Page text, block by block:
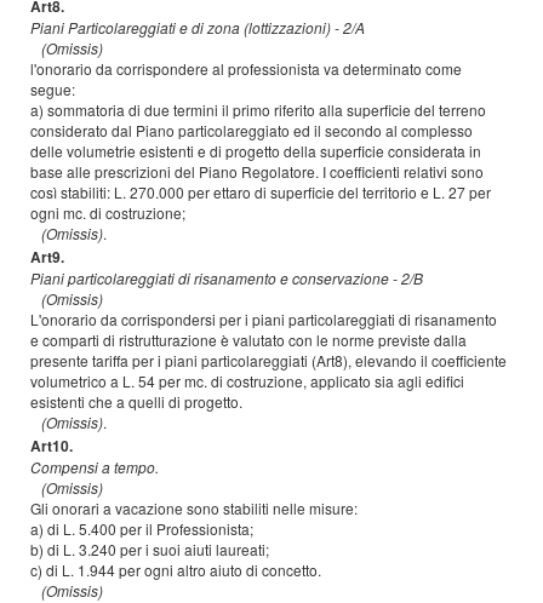
Art8.
Piani Particolareggiati e di zona (lottizzazioni) - 2/A
(Omissis)
l'onorario da corrispondere al professionista va determinato come
segue:
a) sommatoria di due termini il primo riferito alla superficie del terreno
considerato dal Piano particolareggiato ed il secondo al complesso
delle volumetrie esistenti e di progetto della superficie considerata in
base alle prescrizioni del Piano Regolatore. I coefficienti relativi sono
così stabiliti: L. 270.000 per ettaro di superficie del territorio e L. 27 per
ogni mc. di costruzione;
(Omissis).
Art9.
Piani particolareggiati di risanamento e conservazione - 2/B
(Omissis)
L'onorario da corrispondersi per i piani particolareggiati di risanamento
e comparti di ristrutturazione è valutato con le norme previste dalla
presente tariffa per i piani particolareggiati (Art8), elevando il coefficiente
volumetrico a L. 54 per mc. di costruzione, applicato sia agli edifici
esistenti che a quelli di progetto.
(Omissis).
Art10.
Compensi a tempo.
(Omissis)
Gli onorari a vacazione sono stabiliti nelle misure:
a) di L. 5.400 per il Professionista;
b) di L. 3.240 per i suoi aiuti laureati;
c) di L. 1.944 per ogni altro aiuto di concetto.
(Omissis)